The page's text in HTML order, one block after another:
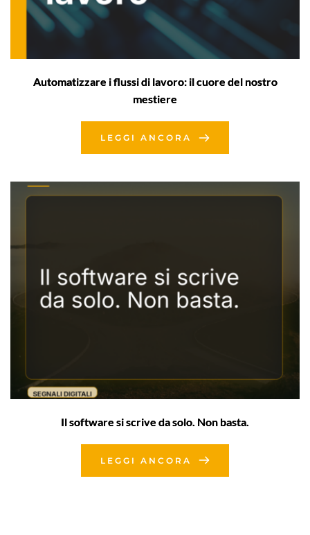
Automatizzare i flussi di lavoro: il cuore del nostro
mestiere
LEGGI ANCORA
Il software si scrive da solo. Non basta.
LEGGI ANCORA